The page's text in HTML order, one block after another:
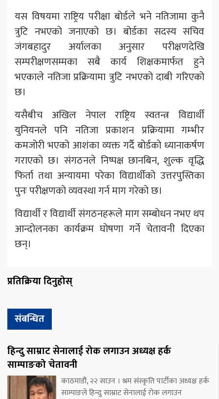
यस विषयमा राष्ट्रिय परीक्षा बोर्डले भने नतिजामा कुनै
त्रुटि नभएको जनाएको छ। बोर्डका सदस्य सचिव
जंगबहादुर अर्यालका अनुसार परीक्षणदेखि
सम्परीक्षणसम्मका सबै कार्य शिक्षकमार्फत हुने
भएकाले नतिजा प्रक्रियामा त्रुटि नभएको दाबी गरिएको
छ।
यसैबीच अखिल नेपाल राष्ट्रिय स्वतन्त्र विद्यार्थी
युनियनले पनि नतिजा प्रकाशन प्रक्रियामा गम्भीर
कमजोरी भएको आशंका व्यक्त गर्दै बोर्डको ध्यानाकर्षण
गराएको छ। संगठनले निष्पक्ष छानबिन, शुल्क वृद्धि
फिर्ता तथा अन्यायमा परेका विद्यार्थीको उत्तरपुस्तिका
पुनः परीक्षणको व्यवस्था गर्न माग गरेको छ।
विद्यार्थी र विद्यार्थी संगठनहरूले माग सम्बोधन नभए थप
आन्दोलनका कार्यक्रम घोषणा गर्ने चेतावनी दिएका
छन्।
प्रतिक्रिया दिनुहोस्
संबन्धित
हिन्दु साम्राट सेनालाई रोक लगाउन अध्यक्ष हर्क
साम्पाङको चेतावनी
काठमाडौं, २२ साउन । श्रम संस्कृति पार्टीका अध्यक्ष हर्क
साम्पाङले हिन्दु साम्राट सेनालाई रोक लगाउन